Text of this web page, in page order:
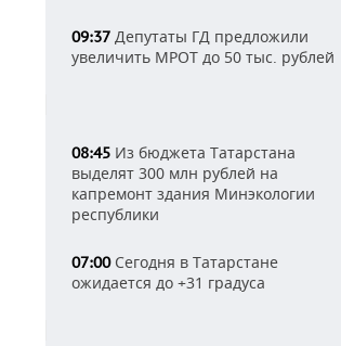
09:37 Депутаты ГД предложили
увеличить МРОТ до 50 тыс. рублей
08:45 Из бюджета Татарстана
выделят 300 млн рублей на
капремонт здания Минэкологии
республики
07:00Сегодня в Татарстане
ожидается до +31 градуса